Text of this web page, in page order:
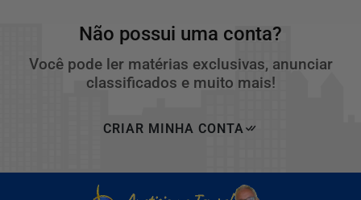
Não possui uma conta?
Você pode ler matérias exclusivas, anunciar
classificados e muito mais!
CRIAR MINHA CONTA